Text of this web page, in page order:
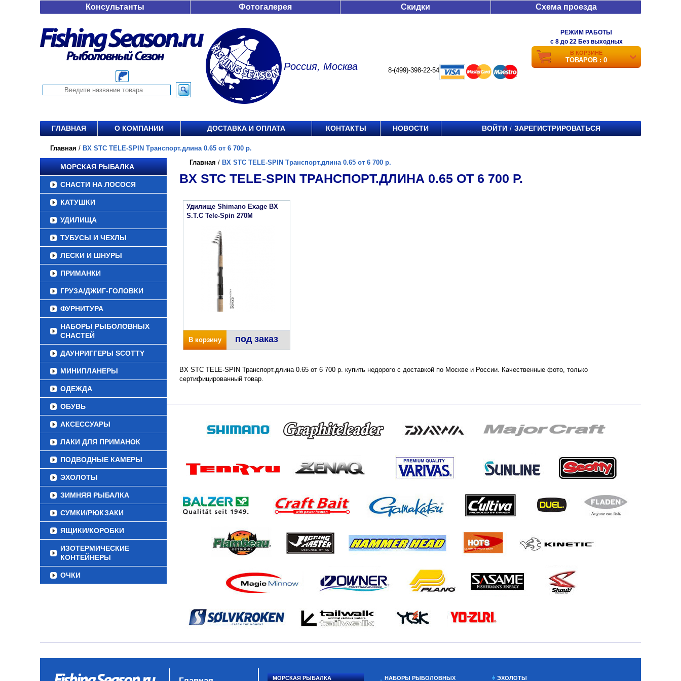
Консультанты Фотогалерея Скидки Схема проезда
Россия, Москва 8-(499)-398-22-54
РЕЖИМ РАБОТЫ
c 8 до 22 Без выходных
В КОРЗИНЕ
ТОВАРОВ : 0
ГЛАВНАЯ О КОМПАНИИ ДОСТАВКА И ОПЛАТА КОНТАКТЫ НОВОСТИ ВОЙТИ / ЗАРЕГИСТРИРОВАТЬСЯ
Главная / BX STC TELE-SPIN Транспорт.длина 0.65 от 6 700 р.
МОРСКАЯ РЫБАЛКА
СНАСТИ НА ЛОСОСЯ
КАТУШКИ
УДИЛИЩА
ТУБУСЫ И ЧЕХЛЫ
ЛЕСКИ И ШНУРЫ
ПРИМАНКИ
ГРУЗА/ДЖИГ-ГОЛОВКИ
ФУРНИТУРА
НАБОРЫ РЫБОЛОВНЫХ
СНАСТЕЙ
ДАУНРИГГЕРЫ SCOTTY
МИНИПЛАНЕРЫ
ОДЕЖДА
ОБУВЬ
АКСЕССУАРЫ
ЛАКИ ДЛЯ ПРИМАНОК
ПОДВОДНЫЕ КАМЕРЫ
ЭХОЛОТЫ
ЗИМНЯЯ РЫБАЛКА
СУМКИ/РЮКЗАКИ
ЯЩИКИ/КОРОБКИ
ИЗОТЕРМИЧЕСКИЕ
КОНТЕЙНЕРЫ
ОЧКИ
Главная / BX STC TELE-SPIN Транспорт.длина 0.65 от 6 700 р.
BX STC TELE-SPIN ТРАНСПОРТ.ДЛИНА 0.65 ОТ 6 700 Р.
Удилище Shimano Exage BX
S.T.C Tele-Spin 270M
В корзину под заказ
BX STC TELE-SPIN Транспорт.длина 0.65 от 6 700 р. купить недорого с доставкой по Москве и России. Качественные фото, только
сертифицированный товар.
МОРСКАЯ РЫБАЛКА НАБОРЫ РЫБОЛОВНЫХ ЭХОЛОТЫ